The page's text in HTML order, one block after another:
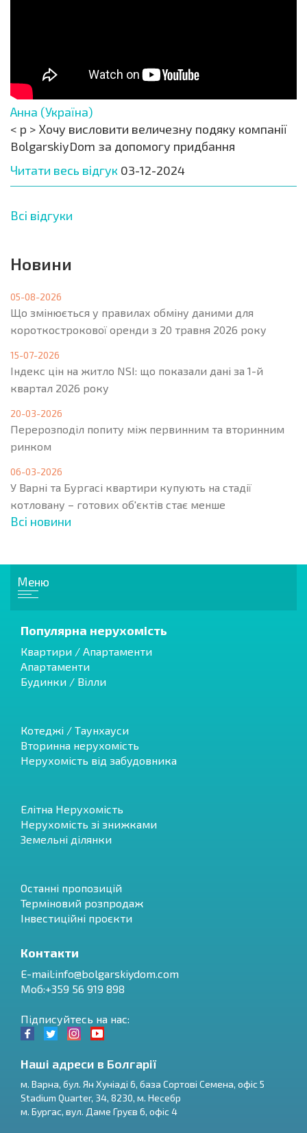
Анна (Україна)
< p > Хочу висловити величезну подяку компанії
BolgarskiyDom за допомогу придбання
Читати весь відгук 03-12-2024
Всі відгуки
Новини
05-08-2026
Що змінюється у правилах обміну даними для
короткострокової оренди з 20 травня 2026 року
15-07-2026
Індекс цін на житло NSI: що показали дані за 1-й
квартал 2026 року
20-03-2026
Перерозподіл попиту між первинним та вторинним
ринком
06-03-2026
У Варні та Бургасі квартири купують на стадії
котловану – готових об'єктів стає менше
Всі новини
Меню
Популярна нерухомість
Квартири / Апартаменти
Апартаменти
Будинки / Вілли
Котеджі / Таунхауси
Вторинна нерухомість
Нерухомість від забудовника
Елітна Нерухомість
Нерухомість зі знижками
Земельні ділянки
Останні пропозицій
Терміновий розпродаж
Інвестиційні проєкти
Контакти
E-mail:info@bolgarskiydom.com
Моб:+359 56 919 898
Підписуйтесь на нас:
Наші адреси в Болгарії
м. Варна, бул. Ян Хуніаді 6, база Сортові Семена, офіс 5
Stadium Quarter, 34, 8230, м. Несебр
м. Бургас, вул. Даме Груєв 6, офіс 4